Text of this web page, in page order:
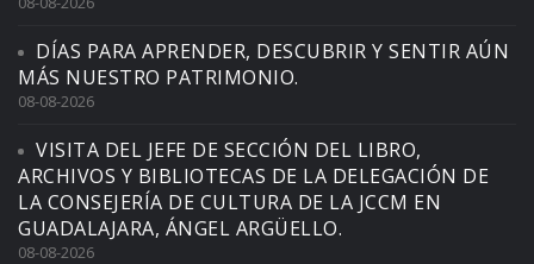
DÍAS PARA APRENDER, DESCUBRIR Y SENTIR AÚN
MÁS NUESTRO PATRIMONIO.
08-08-2026
VISITA DEL JEFE DE SECCIÓN DEL LIBRO,
ARCHIVOS Y BIBLIOTECAS DE LA DELEGACIÓN DE
LA CONSEJERÍA DE CULTURA DE LA JCCM EN
GUADALAJARA, ÁNGEL ARGÜELLO.
08-08-2026